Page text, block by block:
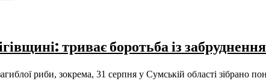
триває боротьба із
риби, зокрема, 31 серпня у Сумській області зібрано